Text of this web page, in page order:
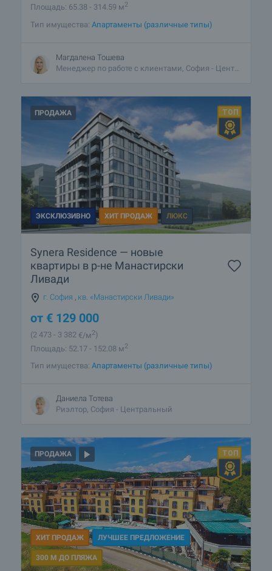
Площадь: 65.38 - 314.59 м2
Тип имущества: Апартаменты (различные типы)
Магдалена Тошева
ПРОДАЖА
ЭКСКЛЮЗИВНО ХИТ ПРОДАЖ ЛЮКС
Synera Residence — новые
квартиры в р-не Манастирски
Ливади
г. София , кв. «Манастирски Ливади»
от € 129 000
(2 473 - 3 382 €/м2)
Площадь: 52.17 - 152.08 м2
Тип имущества: Апартаменты (различные типы)
Даниела Тотева
Риэлтор, София - Центральный
ПРОДАЖА
ХИТ ПРОДАЖ ЛУЧШЕЕ ПРЕДЛОЖЕНИЕ
300 М ДО ПЛЯЖА